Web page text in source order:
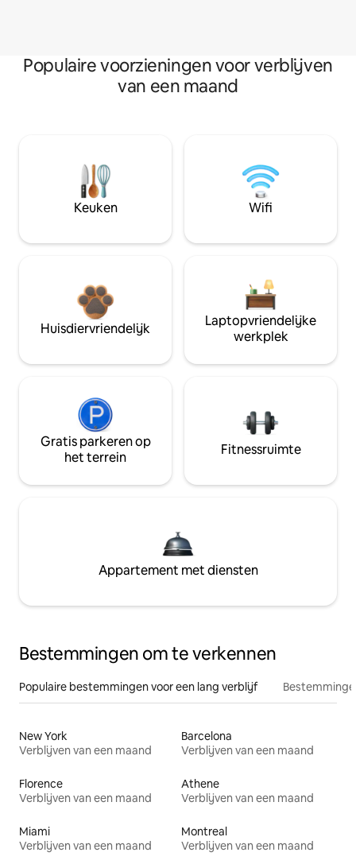
Populaire voorzieningen voor verblijven
van een maand
Keuken Wifi
Huisdiervriendelijk
Laptopvriendelijke
werkplek
Gratis parkeren op
het terrein
Fitnessruimte
Appartement met diensten
Bestemmingen om te verkennen
Populaire bestemmingen voor een lang verblijf
New York
Verblijven van een maand
Barcelona
Verblijven van een maand
Florence
Verblijven van een maand
Athene
Verblijven van een maand
Miami
Verblijven van een maand
Montreal
Verblijven van een maand